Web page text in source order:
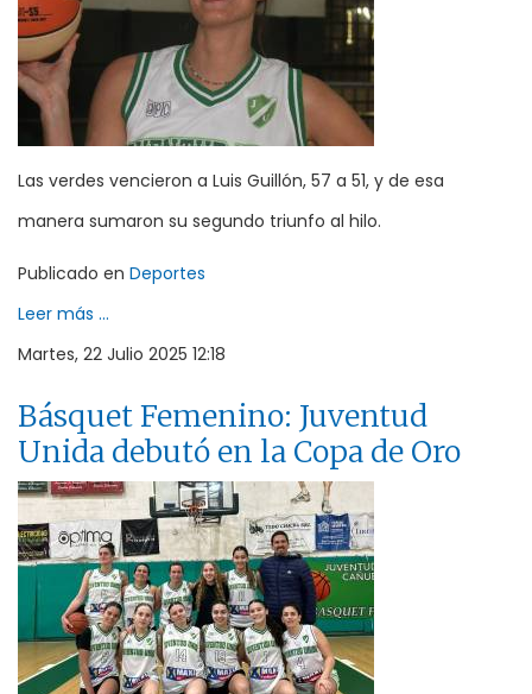
Las verdes vencieron a Luis Guillón, 57 a 51, y de esa
manera sumaron su segundo triunfo al hilo.
Publicado en Deportes
Leer más ...
Martes, 22 Julio 2025 12:18
Básquet Femenino: Juventud
Unida debutó en la Copa de Oro